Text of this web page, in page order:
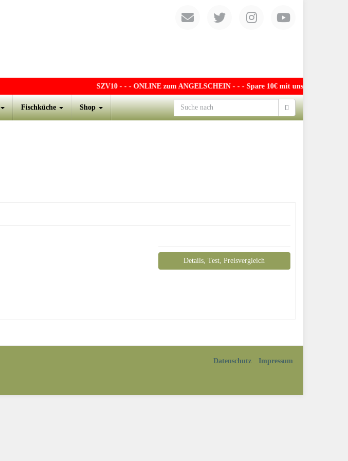
SZV10- - - ONLINE zum ANGELSCHEIN - - - Spare 10€ mit unserem
Fischküche Shop
Details, Test, Preisvergleich
Datenschutz Impressum